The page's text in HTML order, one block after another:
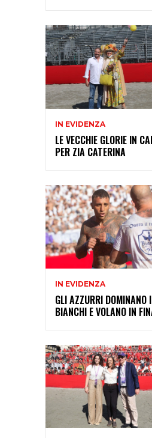
IN EVIDENZA
LE VECCHIE GLORIE IN
PER ZIA CATERINA
IN EVIDENZA
GLI AZZURRI DOMINANO I
BIANCHI E VOLANO IN